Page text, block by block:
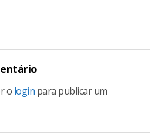
o login para publicar um